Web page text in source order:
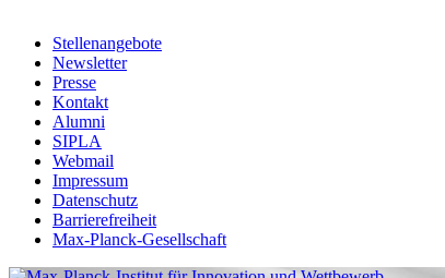
Stellenangebote
Newsletter
Presse
Kontakt
Alumni
SIPLA
Webmail
Impressum
Datenschutz
Barrierefreiheit
Max-Planck-Gesellschaft